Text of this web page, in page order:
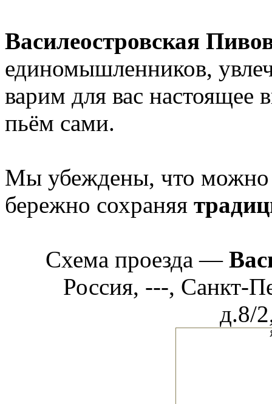
Василеостровская
единомышленников,
варим для вас настоящее
пьём сами.
Мы убеждены, что можно
бережно сохраняя
Схема проезда —
Россия, ---, Санкт-
д.8/